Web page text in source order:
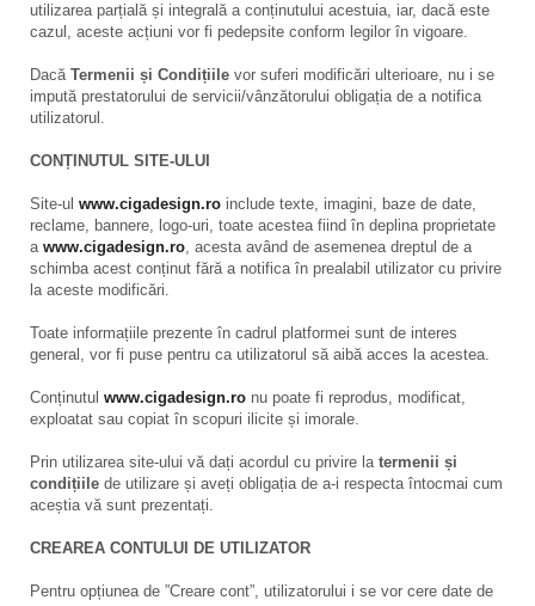
utilizarea parțială și integrală a conținutului acestuia, iar, dacă este
cazul, aceste acțiuni vor fi pedepsite conform legilor în vigoare.
Dacă Termenii și Condițiile vor suferi modificări ulterioare, nu i se
impută prestatorului de servicii/vânzătorului obligația de a notifica
utilizatorul.
CONȚINUTUL SITE-ULUI
Site-ul www.cigadesign.ro include texte, imagini, baze de date,
reclame, bannere, logo-uri, toate acestea fiind în deplina proprietate
a www.cigadesign.ro, acesta având de asemenea dreptul de a
schimba acest conținut fără a notifica în prealabil utilizator cu privire
la aceste modificări.
Toate informațiile prezente în cadrul platformei sunt de interes
general, vor fi puse pentru ca utilizatorul să aibă acces la acestea.
Conținutul www.cigadesign.ro nu poate fi reprodus, modificat,
exploatat sau copiat în scopuri ilicite și imorale.
Prin utilizarea site-ului vă dați acordul cu privire la termenii și
condițiile de utilizare și aveți obligația de a-i respecta întocmai cum
aceștia vă sunt prezentați.
CREAREA CONTULUI DE UTILIZATOR
Pentru opțiunea de ”Creare cont”, utilizatorului i se vor cere date de